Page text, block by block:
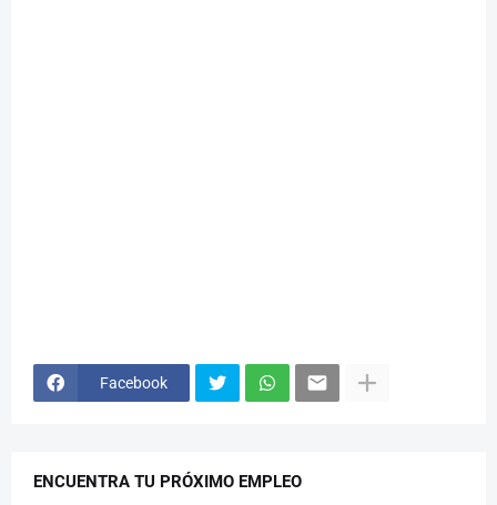
Facebook
ENCUENTRA TU PRÓXIMO EMPLEO